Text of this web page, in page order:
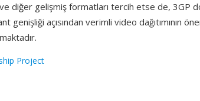
diğer gelişmiş formatları tercih etse de, 3GP
genişliği açısından verimli video dağıtımının
Project